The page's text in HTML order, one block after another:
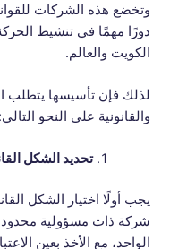
وتخضع هذه الشركات
دورًا مهمًا في تنشيط
الكويت والعالم.
لذلك فإن تأسيسها يتطلب
والقانونية على النحو التالي:
تحديد الشكل
يجب أولًا اختيار الشكل
شركة ذات مسؤولية
الواحد، مع الأخذ بعين